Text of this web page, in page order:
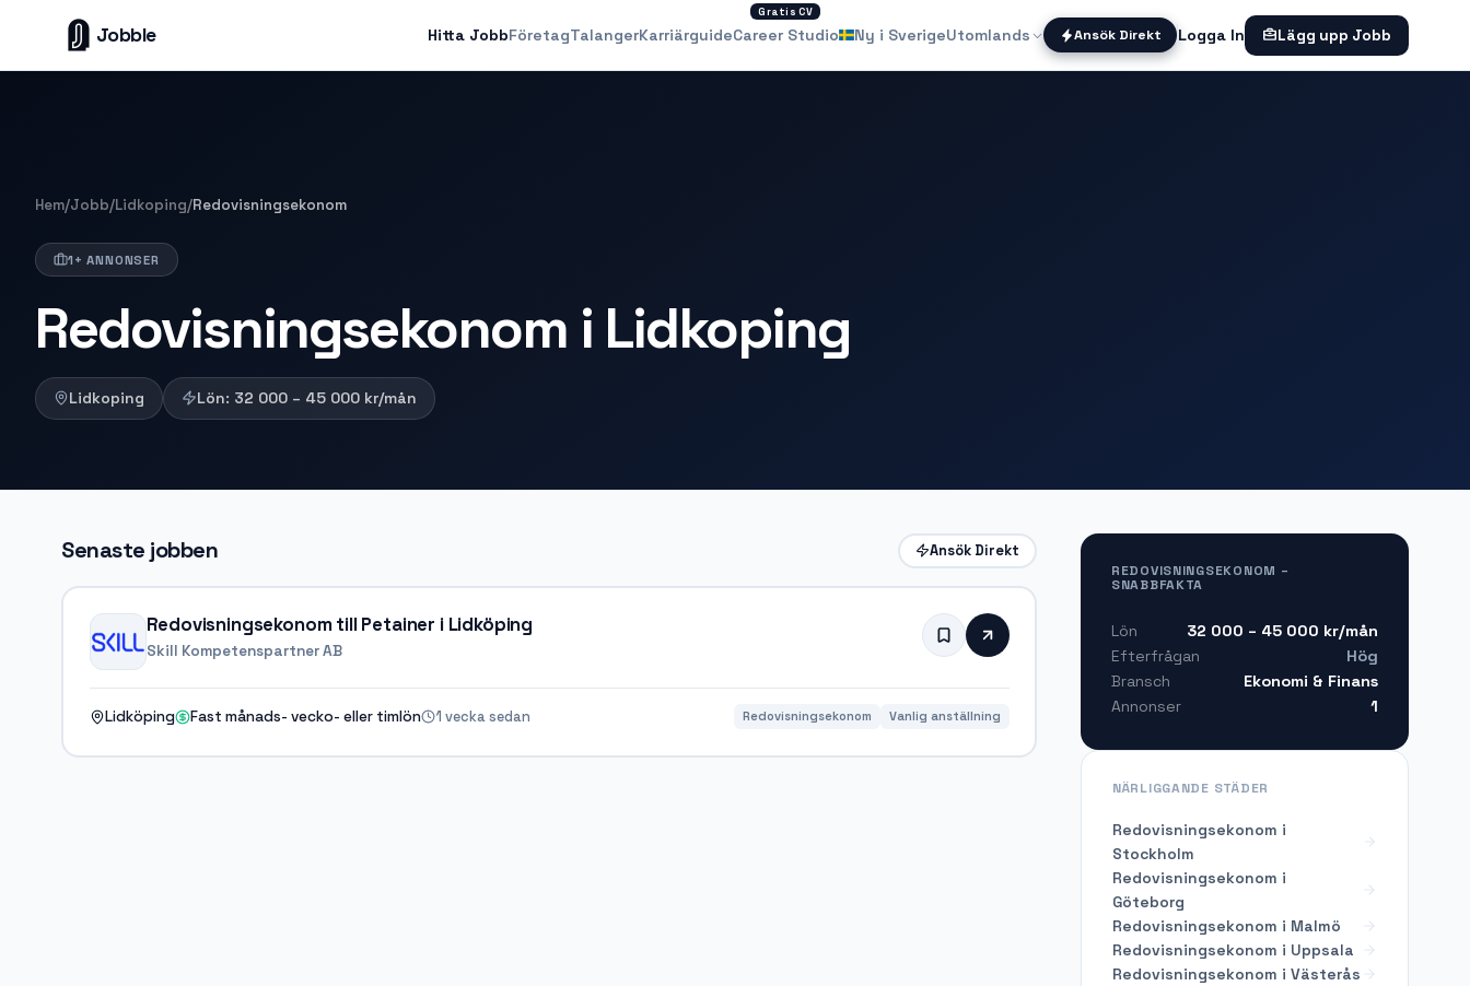
Jobble Hitta JobbFöretagTalangerKarriärguide
Gratis CV
Career Studio Ny i SverigeUtomlands Ansök Direkt Logga In Lägg upp Jobb
Hem/Jobb/Lidkoping/Redovisningsekonom
1+ ANNONSER
Redovisningsekonom i Lidkoping
Lidkoping Lön: 32 000 – 45 000 kr/mån
Senaste jobben Ansök Direkt
Redovisningsekonom till Petainer i Lidköping
Skill Kompetenspartner AB
Lidköping Fast månads- vecko- eller timlön 1 vecka sedan Redovisningsekonom Vanlig anställning
REDOVISNINGSEKONOM –
SNABBFAKTA
Lön 32 000 – 45 000 kr/mån
Efterfrågan
Hög
Bransch
Ekonomi & Finans
Annonser
1
NÄRLIGGANDE STÄDER
Redovisningsekonom i
Stockholm
Redovisningsekonom i
Göteborg
Redovisningsekonom i Malmö
Redovisningsekonom i Uppsala
Redovisningsekonom i Västerås